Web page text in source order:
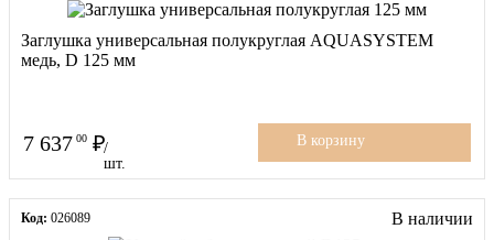
Заглушка универсальная полукруглая AQUASYSTEM
медь, D 125 мм
7 637 00
/
шт.
В корзину
Код: 026089 В наличии